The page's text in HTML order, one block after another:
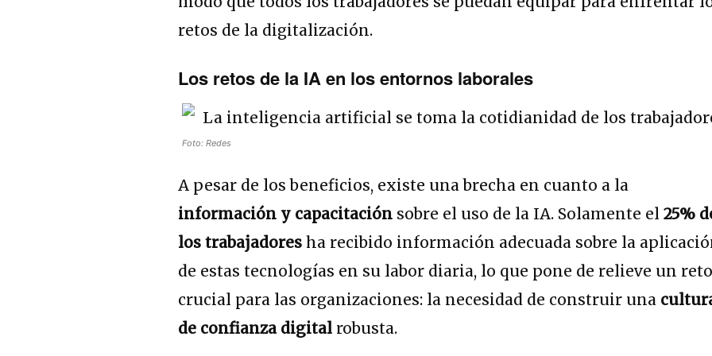
retos de la digitalización.
Los retos de la IA en los entornos laborales
Foto: Redes
A pesar de los beneficios, existe una brecha en cuanto a la
información y capacitación sobre el uso de la IA. Solamente el25%
los trabajadores ha recibido información adecuada sobre la
de estas tecnologías en su labor diaria, lo que pone de relieve un reto
crucial para las organizaciones: la necesidad de construir una
de confianza digital robusta.